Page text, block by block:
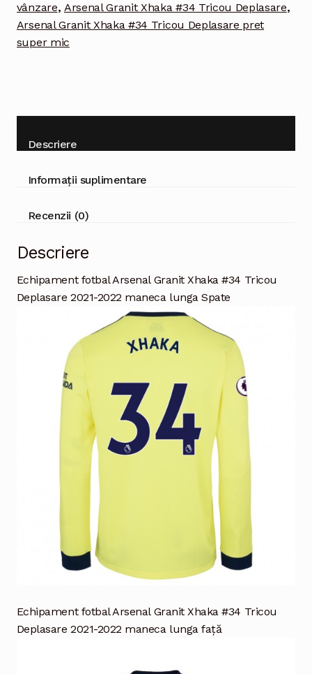
2022
maneca
lunga
vânzare, Arsenal Granit Xhaka #34 Tricou Deplasare,
Arsenal Granit Xhaka #34 Tricou Deplasare pret
super mic
Descriere
Informații suplimentare
Recenzii (0)
Descriere
Echipament fotbal Arsenal Granit Xhaka #34 Tricou
Deplasare 2021-2022 maneca lunga Spate
Echipament fotbal Arsenal Granit Xhaka #34 Tricou
Deplasare 2021-2022 maneca lunga față